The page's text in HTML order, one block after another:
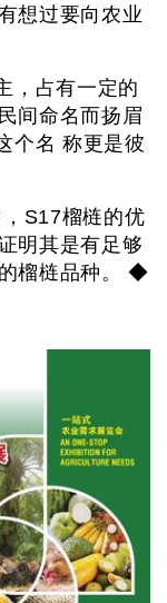
想过要向农业
，占有一定的
间命名而扬眉
个名 称更是彼
S17榴梿的优
明其是有足够
榴梿品种。 ◆